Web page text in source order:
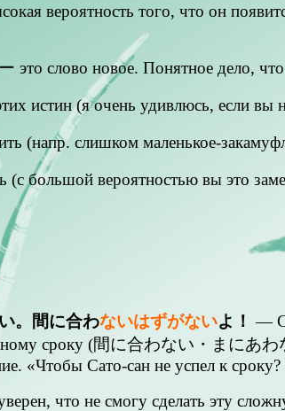
вероятность того, что он
ー это слово новое. Понятное дело,
истин (я очень удивлюсь, если вы
(напр. слишком маленькое-
(с большой вероятностью вы это
。間に合わないはずがないよ！ —
сроку (間に合わない・まにあわ
«Чтобы Сато-сан не успел к
что не смогу сделать эту